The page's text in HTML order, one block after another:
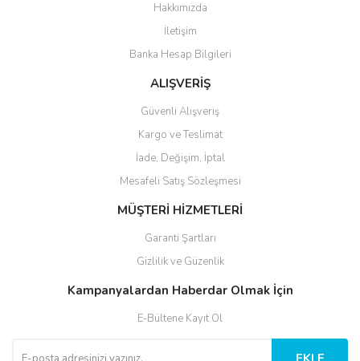
Hakkımızda
İletişim
Banka Hesap Bilgileri
ALIŞVERİŞ
Güvenli Alışveriş
Kargo ve Teslimat
İade, Değişim, İptal
Mesafeli Satış Sözleşmesi
MÜŞTERİ HİZMETLERİ
Garanti Şartları
Gizlilik ve Güzenlik
Kampanyalardan Haberdar Olmak İçin
E-Bültene Kayıt Ol